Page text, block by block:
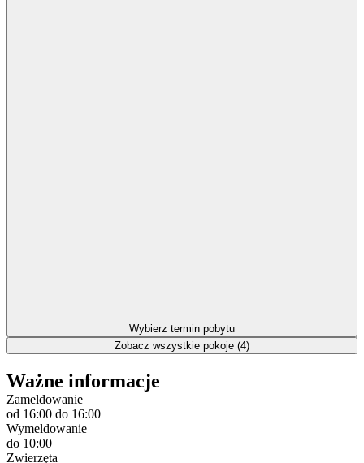
Wybierz termin pobytu
Zobacz wszystkie pokoje (4)
Ważne informacje
Zameldowanie
od 16:00 do 16:00
Wymeldowanie
do 10:00
Zwierzęta